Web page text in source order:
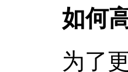
如何
为了